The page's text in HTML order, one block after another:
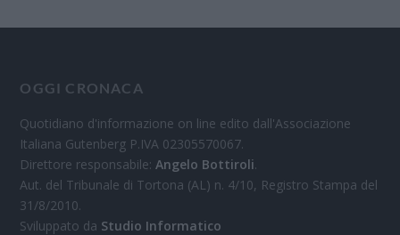
OGGI CRONACA
Quotidiano d'informazione on line edito dall'Associazione
Italiana Gutenberg P.IVA 02305570067.
Direttore responsabile:Angelo Bottiroli.
Aut. del Tribunale di Tortona (AL) n. 4/10, Registro Stampa del
31/8/2010.
Sviluppato da Studio Informatico